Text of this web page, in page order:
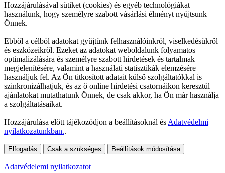
Hozzájárulásával sütiket (cookies) és egyéb technológiákat
használunk, hogy személyre szabott vásárlási élményt nyújtsunk
Önnek.
Ebből a célból adatokat gyűjtünk felhasználóinkról, viselkedésükről
és eszközeikről. Ezeket az adatokat weboldalunk folyamatos
optimalizálására és személyre szabott hirdetések és tartalmak
megjelenítésére, valamint a használati statisztikák elemzésére
használjuk fel. Az Ön titkosított adatait külső szolgáltatókkal is
szinkronizálhatjuk, és az ő online hirdetési csatornáikon keresztül
ajánlatokat mutathatunk Önnek, de csak akkor, ha Ön már használja
a szolgáltatásaikat.
Hozzájárulása előtt tájékozódjon a beállításoknál és Adatvédelmi
nyilatkozatunkban..
Elfogadás Csak a szükséges Beállítások módosítása
Adatvédelemi nyilatkozatot